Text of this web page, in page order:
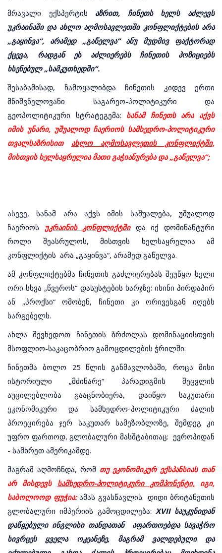
მრავალი ექსპერტის აზრით, ჩინეთს ხელს აძლევს
უკრაინაში და ახლო აღმოსავლეთში კონფლიქტების არა
„გაყინვა“, არამედ „გაწელვა“ ანუ მუდმივ ფაქტორად
ქცევა, რადგან ეს აძლიერებს ჩინეთის პოზიციებს
ხსენებულ „სამკუთხედში“.
შესაბამისად, ჩამოყალიბდა ჩინეთის კიდევ ერთი
მნიშვნელოვანი საგარეო-პოლიტიკური და
გეოპოლიტიკური სტრატეგემა: სანამ ჩინეთს არა აქვს
იმის უნარი, უშუალოდ ჩაერიოს სამხედრო-პოლიტიკური
თვალსაზრისით ახლო აღმოსავლეთის კონფლიქტში,
მისთვის ხელსაყრელია მათი გაჭიანურება და „გაწელვა“;
ასევე, სანამ არა აქვს იმის საშუალება, უშუალოდ
ჩაერიოს უკრაინის კონფლიქტშიდა იქ დომინანტური
როლი შეასრულოს, მისთვის ხელსაყრელია ამ
კონფლიქტის არა „გაყინვა“, არამედ გაწელვა.
ამ კონფლიქტებმა ჩინეთის გაძლიერებას შეუწყო ხელი
ორი სხვა „წვეროს“ დასუსტების ხარჯზე: ისინი პირდაპირ
ან „პროქსი“ ომობენ, ჩინეთი კი ორივესგან იღებს
სარგებელს.
ახლა შევხედოთ ჩინეთის ბრძოლას დომინაციისთვის
მსოფლიო-საკაცობრიო გამოცდილების ჭრილში:
ჩინეთმა ბოლო 25 წლის განმავლობაში, როცა მისი
ისტორიული „მძინარე“ პარადიგმის შეცვლის
აუცილებლობა გააცნობიერა, დაიწყო საკუთარი
ეკონომიკური და სამხედრო-პოლიტიკური ძალის
პროეცირება ჯერ საკუთარ სამეზობლოზე, შემდეგ კი
უფრო ფართოდ, გლობალური მასშტაბითაც: ევროპიდან
- სამხრეთ ამერიკამდე.
მაგრამ აღმოჩნდა, რომ თუ ეკონომიკურ ექსპანსიას თან
არ მისდევს სამხედრო-პოლიტიკური კომპონენტი,იგი,
საბოლოოდ ფუჭია:ამას გვასწავლის დიდი ბრიტანეთის
გლობალური იმპერიის გამოცდილება: XVII საუკუნიდან
დაწყებული ინგლისი თანდათან აფართოებდა სავაჭრო
სივრცეს ყველა ოკეანეზე, მაგრამ ვალდებული და